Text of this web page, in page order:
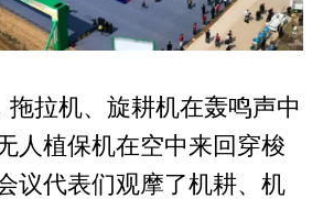
拉机、旋耕机在轰鸣声中
人植保机在空中来回穿梭
议代表们观摩了机耕、机